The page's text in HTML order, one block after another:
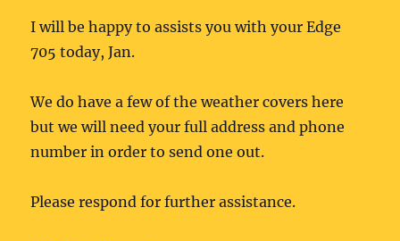
I will be happy to assists you with your Edge
705 today, Jan.
We do have a few of the weather covers here
but we will need your full address and phone
number in order to send one out.
Please respond for further assistance.